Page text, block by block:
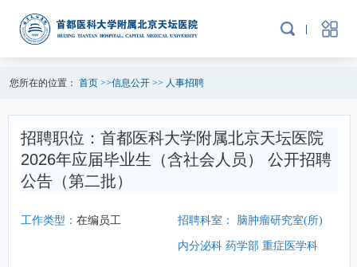
您所在的位置： 首页>>信息公开>> 人事招聘
招聘职位： 首都医科大学附属北京天坛医院
2026年应届毕业生（含社会人员） 公开招聘
公告（第二批）
工作类型： 在编员工 招聘科室： 脑肿瘤研究室(所)
内分泌科 药学部 重症医学科